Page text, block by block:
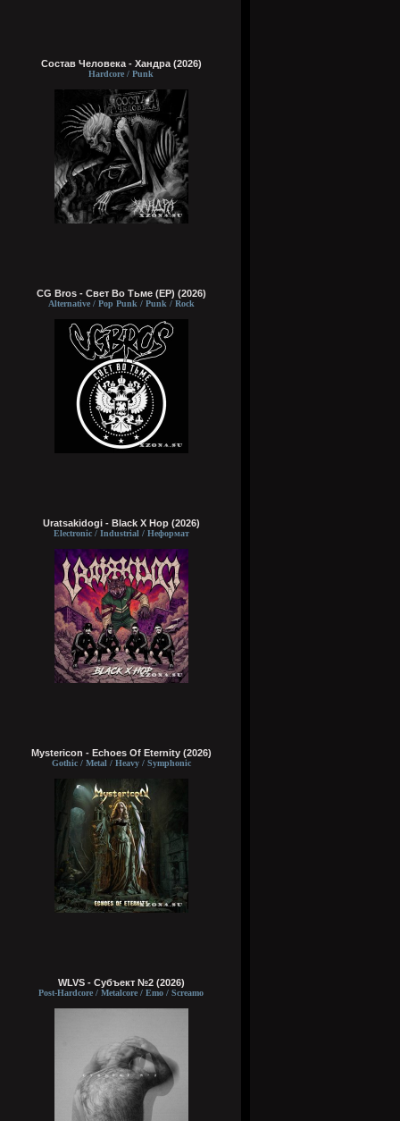
Состав Человека - Хандра (2026)
Hardcore / Punk
CG Bros - Свет Во Тьме (EP) (2026)
Alternative / Pop Punk / Punk / Rock
Uratsakidogi - Black X Hop (2026)
Electronic / Industrial / Неформат
Mystericon - Echoes Of Eternity (2026)
Gothic / Metal / Heavy / Symphonic
WLVS - Субъект №2 (2026)
Post-Hardcore / Metalcore / Emo / Screamo